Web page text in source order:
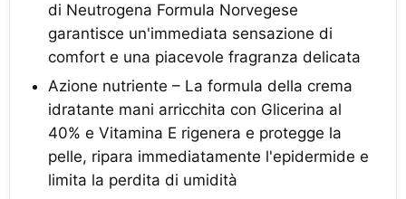
di Neutrogena Formula Norvegese
garantisce un'immediata sensazione di
comfort e una piacevole fragranza delicata
Azione nutriente – La formula della crema
idratante mani arricchita con Glicerina al
40% e Vitamina E rigenera e protegge la
pelle, ripara immediatamente l'epidermide e
limita la perdita di umidità